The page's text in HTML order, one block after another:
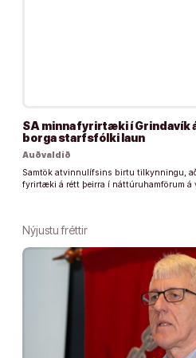
SA minna fyrirtæki í Grindavík
borga starfsfólki laun
Auðvaldið
Samtök atvinnulífsins birtu tilkynningu,
fyrirtæki á rétt þeirra í náttúruhamförum á
Nýjustu fréttir